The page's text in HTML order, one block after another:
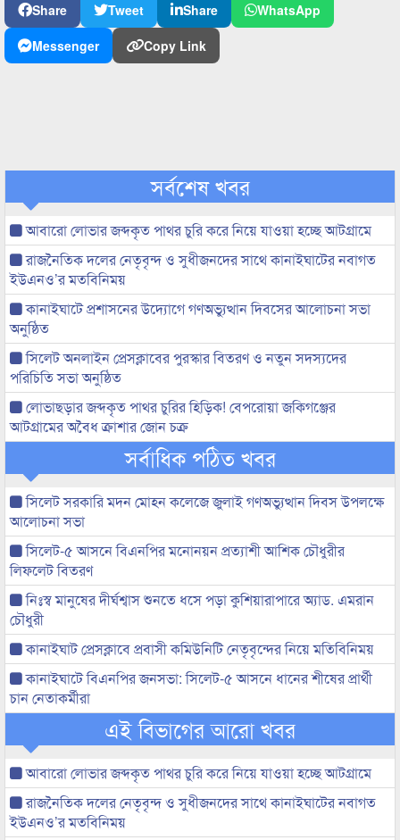
Share Tweet Share
WhatsApp
Messenger
Copy Link
সর্বশেষ খবর
আবারো লোভার জব্দকৃত পাথর চুরি করে নিয়ে যাওয়া হচ্ছে আটগ্রামে
রাজনৈতিক দলের নেতৃবৃন্দ ও সুধীজনদের সাথে কানাইঘাটের নবাগত
ইউএনও’র মতবিনিময়
কানাইঘাটে প্রশাসনের উদ্যোগে গণঅভ্যুত্থান দিবসের আলোচনা সভা
অনুষ্ঠিত
সিলেট অনলাইন প্রেসক্লাবের পুরস্কার বিতরণ ও নতুন সদস্যদের
পরিচিতি সভা অনুষ্ঠিত
লোভাছড়ার জব্দকৃত পাথর চুরির হিড়িক! বেপরোয়া জকিগঞ্জের
আটগ্রামের অবৈধ ক্রাশার জোন চক্র
সর্বাধিক পঠিত খবর
সিলেট সরকারি মদন মোহন কলেজে জুলাই গণঅভ্যুত্থান দিবস উপলক্ষে
আলোচনা সভা
সিলেট-৫ আসনে বিএনপির মনোনয়ন প্রত্যাশী আশিক চৌধুরীর
লিফলেট বিতরণ
নিঃস্ব মানুষের দীর্ঘশ্বাস শুনতে ধসে পড়া কুশিয়ারাপারে অ্যাড. এমরান
চৌধুরী
কানাইঘাট প্রেসক্লাবে প্রবাসী কমিউনিটি নেতৃবৃন্দের নিয়ে মতিবিনিময়
কানাইঘাটে বিএনপির জনসভা: সিলেট-৫ আসনে ধানের শীষের প্রার্থী
চান নেতাকর্মীরা
এই বিভাগের আরো খবর
আবারো লোভার জব্দকৃত পাথর চুরি করে নিয়ে যাওয়া হচ্ছে আটগ্রামে
রাজনৈতিক দলের নেতৃবৃন্দ ও সুধীজনদের সাথে কানাইঘাটের নবাগত
ইউএনও’র মতবিনিময়